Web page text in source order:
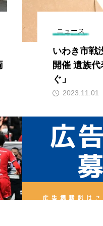
ニュース
いわき市戦
開催 遺族
ぐ」
2023.11.01